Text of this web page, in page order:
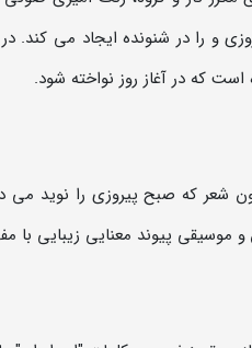
و را در شنونده ایجاد می کند.
که در آغاز روز نواخته شود.
شعر که صبح پیروزی را نوید
موسیقی پیوند معنایی زیبایی با